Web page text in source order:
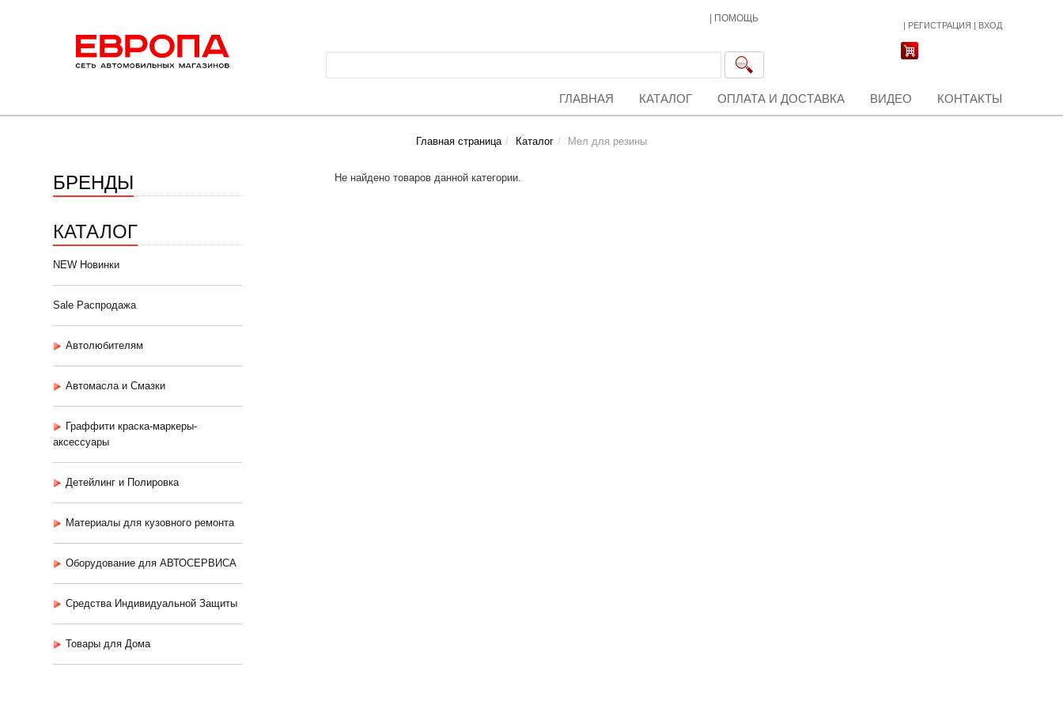
ПОМОЩЬ
| РЕГИСТРАЦИЯ | ВХОД
ГЛАВНАЯ КАТАЛОГ ОПЛАТА И ДОСТАВКА ВИДЕО КОНТАКТЫ
Главная страница Каталог Мел для резины
БРЕНДЫ
КАТАЛОГ
NEW Новинки
Sale Распродажа
Автолюбителям
Автомасла и Смазки
Граффити краска-маркеры-
аксессуары
Детейлинг и Полировка
Материалы для кузовного ремонта
Оборудование для АВТОСЕРВИСА
Средства Индивидуальной Защиты
Товары для Дома
Не найдено товаров данной категории.